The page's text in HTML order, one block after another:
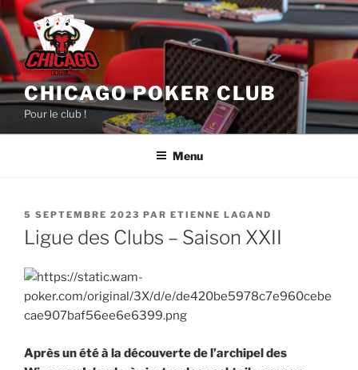
Aller
au
contenu
principal
CHICAGO POKER CLUB
Pour le club !
Menu
PUBLIÉ
LE
5 SEPTEMBRE 2023 PAR ETIENNE LAGAND
Ligue des Clubs – Saison XXII
Après un été à la découverte de l’archipel des